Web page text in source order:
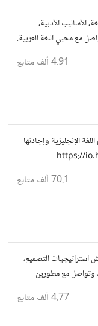
الأساليب الأدبية،
مع محبي اللغة العربية.
4.91 ألف متابع
مجتمع يساعد على توفير المصادر التي تمكنك من تعلم اللغة الإنجليزية وإجادتها
70.1 ألف متابع
استراتيجيات التصميم،
وتواصل مع مطورين
4.77 ألف متابع